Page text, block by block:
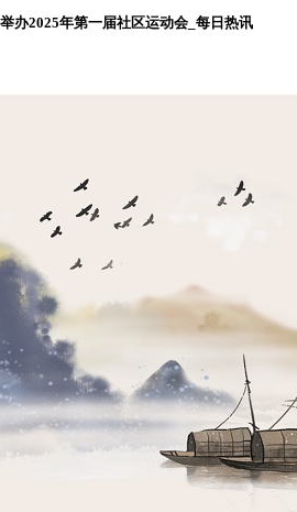
办2025年第一届社区运动会_每日热讯